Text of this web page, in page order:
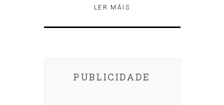
LER MÁIS
PUBLICIDADE